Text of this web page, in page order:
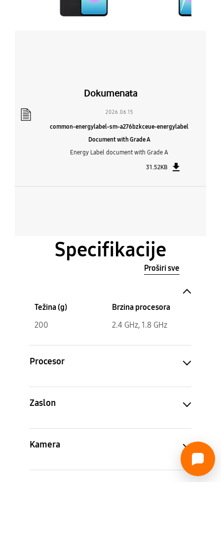
Dokumenata
2026.06.15
common-energylabel-sm-a276bzkceue-energylabel
Document with Grade A
Energy Label document with Grade A
31.52KB
Specifikacije
Proširi sve
Težina (g)
200
Brzina procesora
2.4 GHz, 1.8 GHz
Procesor
Zaslon
Kamera